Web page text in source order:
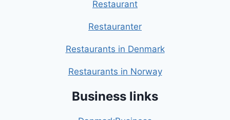
Restaurant
Restauranter
Restaurants in Denmark
Restaurants in Norway
Business links